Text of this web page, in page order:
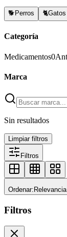
🐕 Perros 🐈Gatos
Categoría
Medicamentos0
Marca
Sin resultados
Limpiar filtros
Filtros
Ordenar: Relevancia
Filtros